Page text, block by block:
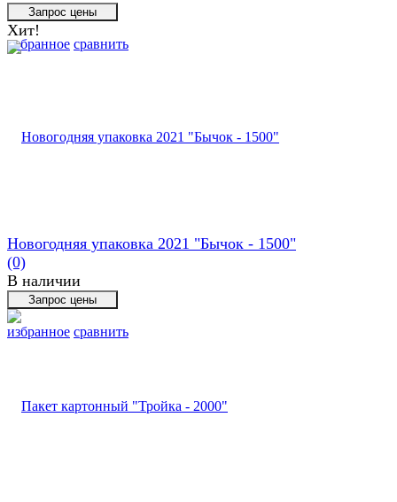
избранное сравнить
Хит!
избранное сравнить
Новогодняя упаковка 2021 "Бычок - 1500"
(0)
В наличии